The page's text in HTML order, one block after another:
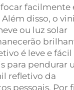
facilmente
disso, o
ou luz solar
é leve e fácil
para pendurar
refletivo da
pessoais. Por